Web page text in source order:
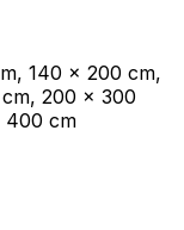
140 x 200 cm,
200 x 300
400 cm